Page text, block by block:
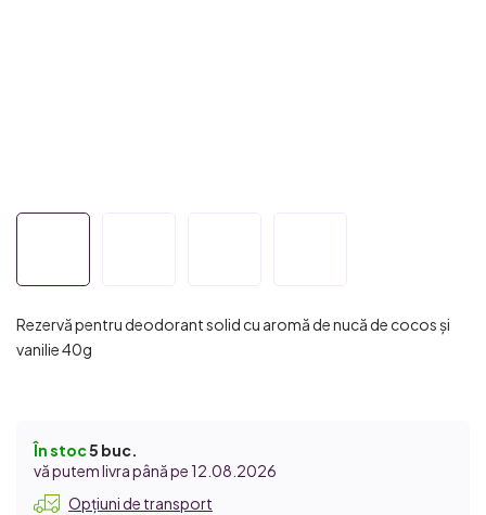
Rezervă pentru deodorant solid cu aromă de nucă de cocos și
vanilie 40g
În stoc5 buc.
12.08.2026
Opțiuni de transport